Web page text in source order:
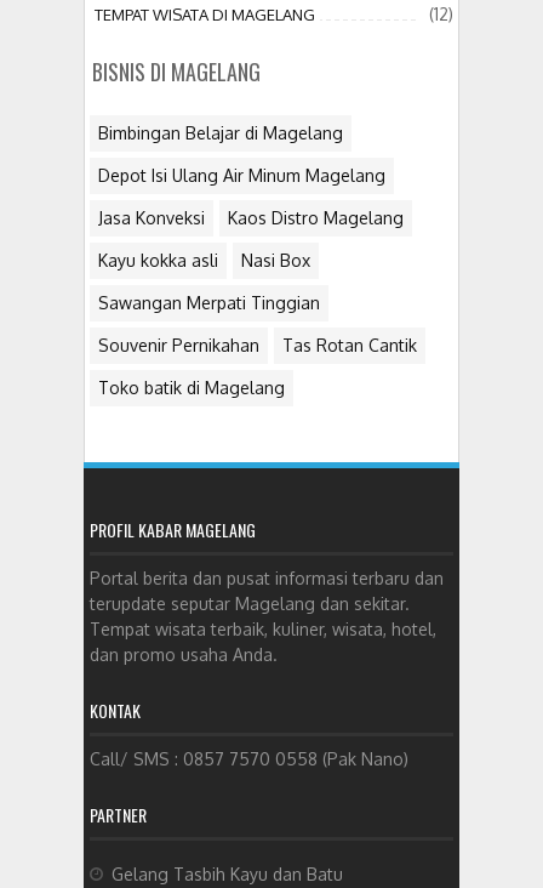
TEMPAT WISATA DI MAGELANG (12)
BISNIS DI MAGELANG
Bimbingan Belajar di Magelang
Depot Isi Ulang Air Minum Magelang
Jasa Konveksi Kaos Distro Magelang
Kayu kokka asli Nasi Box
Sawangan Merpati Tinggian
Souvenir Pernikahan Tas Rotan Cantik
Toko batik di Magelang
PROFIL KABAR MAGELANG
Portal berita dan pusat informasi terbaru dan
terupdate seputar Magelang dan sekitar.
Tempat wisata terbaik, kuliner, wisata, hotel,
dan promo usaha Anda.
KONTAK
Call/ SMS : 0857 7570 0558 (Pak Nano)
PARTNER
Gelang Tasbih Kayu dan Batu